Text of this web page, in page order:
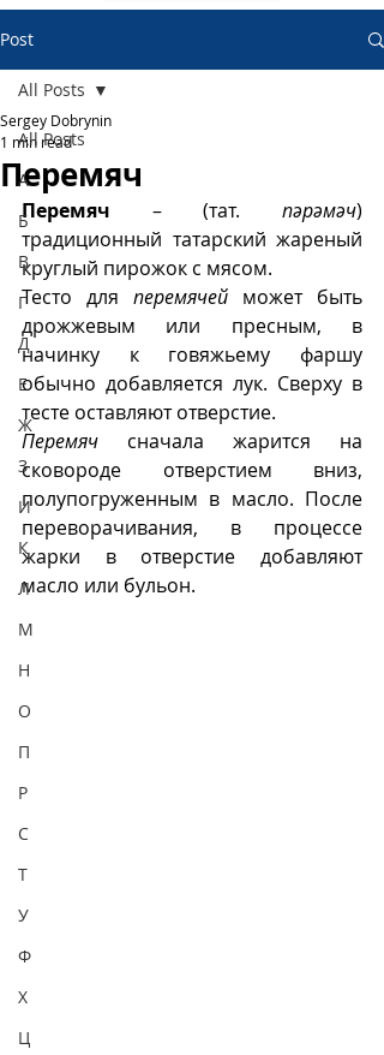
Post
All Posts
А
Б
В
Г
Д
Е
Ж
З
И
К
Л
М
Н
О
П
Р
С
Т
У
Ф
Х
Ц
All Posts
Перемяч
Sergey Dobrynin
1 min read
Перемяч – (тат. пәрәмәч)
традиционный татарский жареный
круглый пирожок с мясом.
Тесто для перемячей может быть
дрожжевым или пресным, в
начинку к говяжьему фаршу
обычно добавляется лук. Сверху в
тесте оставляют отверстие.
Перемяч сначала жарится на
сковороде отверстием вниз,
полупогруженным в масло. После
переворачивания, в процессе
жарки в отверстие добавляют
масло или бульон.